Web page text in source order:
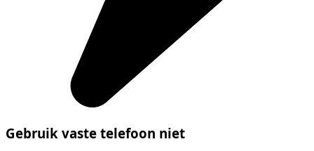
Gebruik vaste telefoon niet